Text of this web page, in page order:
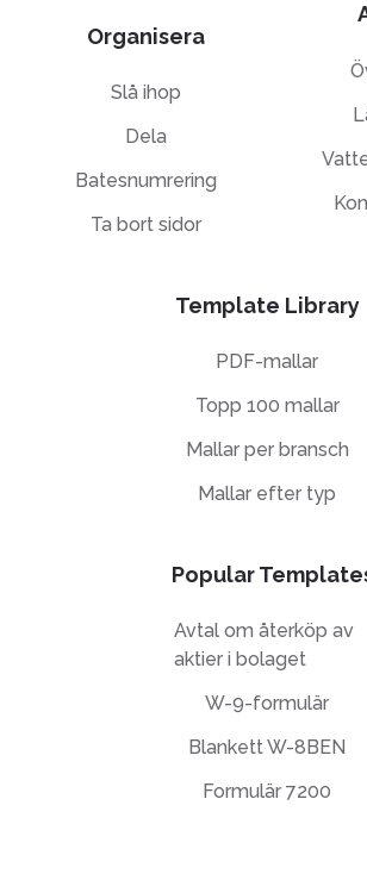
Organisera
Slå ihop
Dela
Batesnumrering
Ta bort sidor
Template Library
PDF-mallar
Topp 100 mallar
Mallar per bransch
Mallar efter typ
Popular
Avtal om återköp av
aktier i bolaget
W-9-formulär
Blankett W-8BEN
Formulär 7200